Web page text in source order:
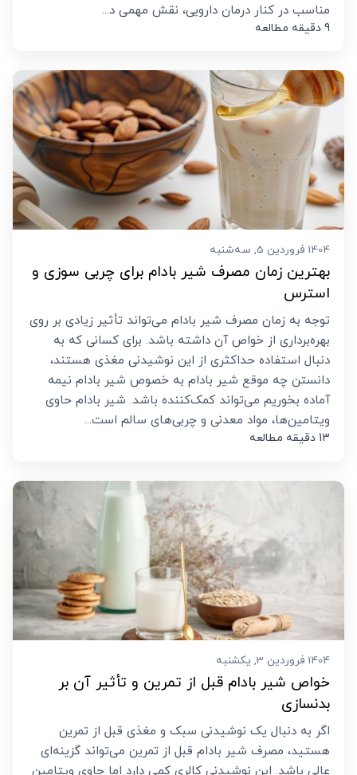
مناسب در کنار درمان دارویی، نقش مهمی د...
9 دقیقه مطالعه
1404 فروردین 5, سه‌شنبه
بهترین زمان مصرف شیر بادام برای چربی سوزی و
استرس
توجه به زمان مصرف شیر بادام می‌تواند تأثیر زیادی بر روی
بهره‌برداری از خواص آن داشته باشد. برای کسانی که به
دنبال استفاده حداکثری از این نوشیدنی مغذی هستند،
دانستن چه موقع شیر بادام به خصوص شیر بادام نیمه
آماده بخوریم می‌تواند کمک‌کننده باشد. شیر بادام حاوی
ویتامین‌ها، مواد معدنی و چربی‌های سالم است...
13 دقیقه مطالعه
1404 فروردین 3, یکشنبه
خواص شیر بادام قبل از تمرین و تأثیر آن بر
بدنسازی
اگر به دنبال یک نوشیدنی سبک و مغذی قبل از تمرین
هستید، مصرف شیر بادام قبل از تمرین می‌تواند گزینه‌ای
عالی باشد. این نوشیدنی کالری کمی دارد اما حاوی ویتامین